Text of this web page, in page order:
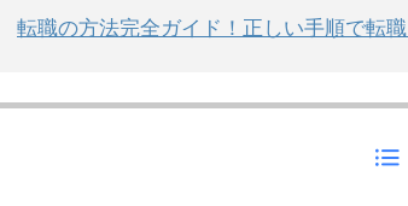
転職の方法完全ガイド！正しい手順で転職